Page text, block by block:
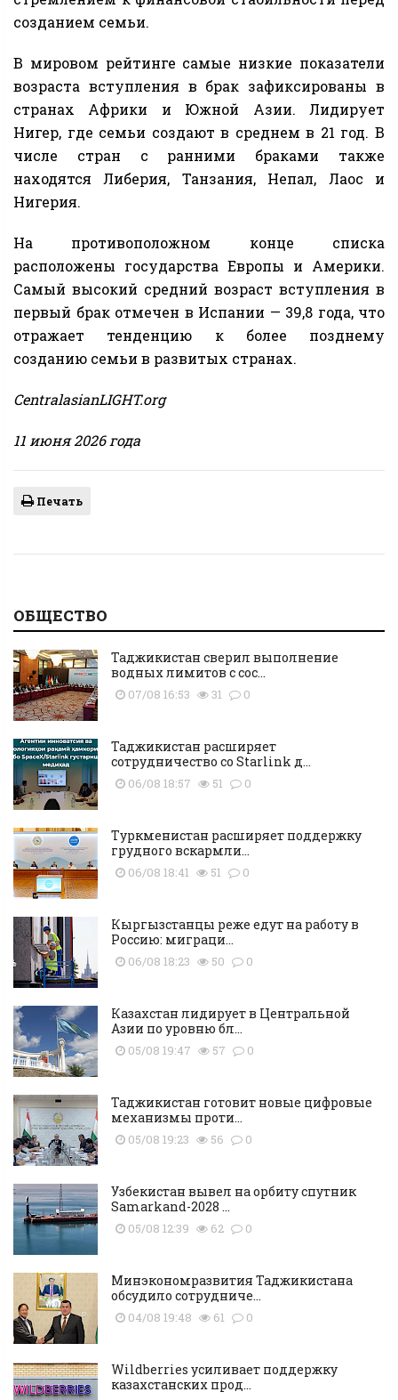
созданием семьи.
В мировом рейтинге самые низкие показатели
возраста вступления в брак зафиксированы в
странах Африки и Южной Азии. Лидирует
Нигер, где семьи создают в среднем в 21 год. В
числе стран с ранними браками также
находятся Либерия, Танзания, Непал, Лаос и
Нигерия.
На противоположном конце списка
расположены государства Европы и Америки.
Самый высокий средний возраст вступления в
первый брак отмечен в Испании — 39,8 года, что
отражает тенденцию к более позднему
созданию семьи в развитых странах.
CentralasianLIGHT.org
11 июня 2026 года
Печать
ОБЩЕСТВО
Таджикистан сверил выполнение
водных лимитов с сос...
07/08 16:53 31 0
Таджикистан расширяет
сотрудничество со Starlink д...
06/08 18:57 51 0
Туркменистан расширяет поддержку
грудного вскармли...
06/08 18:41 51 0
Кыргызстанцы реже едут на работу в
Россию: миграци...
06/08 18:23 50 0
Казахстан лидирует в Центральной
Азии по уровню бл...
05/08 19:47 57 0
Таджикистан готовит новые цифровые
механизмы проти...
05/08 19:23 56 0
Узбекистан вывел на орбиту спутник
Samarkand-2028 ...
05/08 12:39 62 0
Минэкономразвития Таджикистана
обсудило сотрудниче...
04/08 19:48 61 0
Wildberries усиливает поддержку
казахстанских прод...